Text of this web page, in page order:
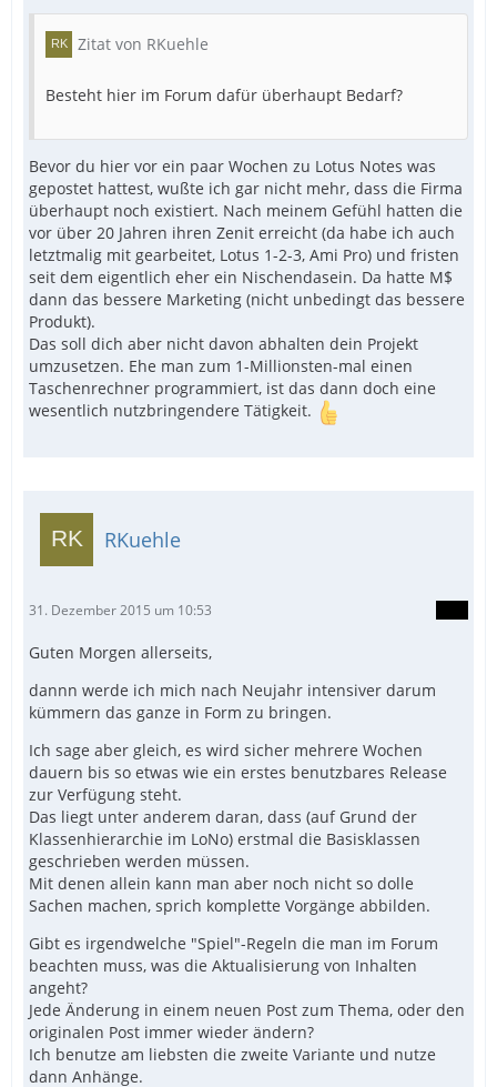
Zitat von RKuehle
Besteht hier im Forum dafür überhaupt Bedarf?
Bevor du hier vor ein paar Wochen zu Lotus Notes was
gepostet hattest, wußte ich gar nicht mehr, dass die Firma
überhaupt noch existiert. Nach meinem Gefühl hatten die
vor über 20 Jahren ihren Zenit erreicht (da habe ich auch
letztmalig mit gearbeitet, Lotus 1-2-3, Ami Pro) und fristen
seit dem eigentlich eher ein Nischendasein. Da hatte M$
dann das bessere Marketing (nicht unbedingt das bessere
Produkt).
Das soll dich aber nicht davon abhalten dein Projekt
umzusetzen. Ehe man zum 1-Millionsten-mal einen
Taschenrechner programmiert, ist das dann doch eine
wesentlich nutzbringendere Tätigkeit.
RKuehle
31. Dezember 2015 um 10:53
Guten Morgen allerseits,
dannn werde ich mich nach Neujahr intensiver darum
kümmern das ganze in Form zu bringen.
Ich sage aber gleich, es wird sicher mehrere Wochen
dauern bis so etwas wie ein erstes benutzbares Release
zur Verfügung steht.
Das liegt unter anderem daran, dass (auf Grund der
Klassenhierarchie im LoNo) erstmal die Basisklassen
geschrieben werden müssen.
Mit denen allein kann man aber noch nicht so dolle
Sachen machen, sprich komplette Vorgänge abbilden.
Gibt es irgendwelche "Spiel"-Regeln die man im Forum
beachten muss, was die Aktualisierung von Inhalten
angeht?
Jede Änderung in einem neuen Post zum Thema, oder den
originalen Post immer wieder ändern?
Ich benutze am liebsten die zweite Variante und nutze
dann Anhänge.